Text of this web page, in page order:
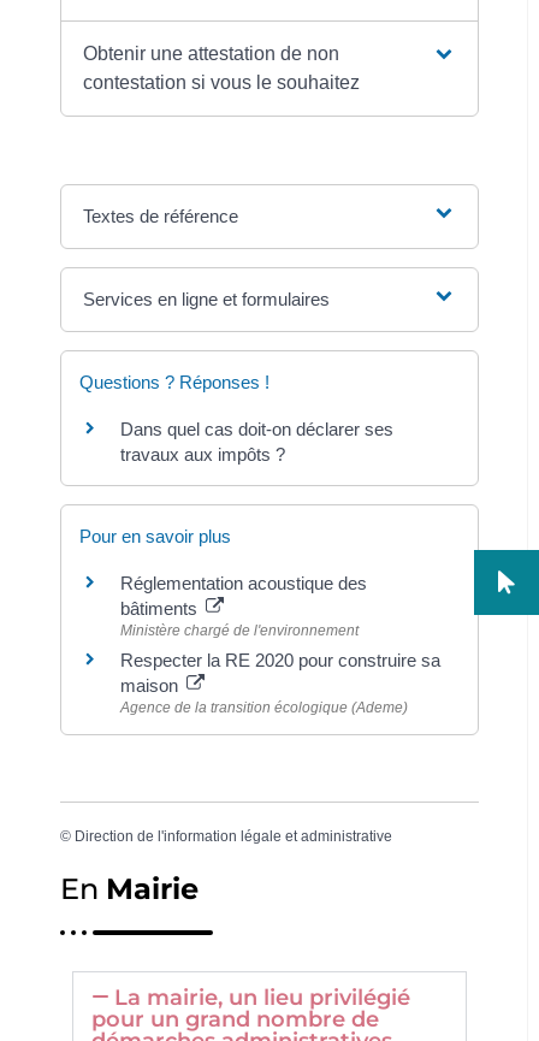
Obtenir une attestation de non
contestation si vous le souhaitez
Textes de référence
Services en ligne et formulaires
Questions ? Réponses !
Dans quel cas doit-on déclarer ses
travaux aux impôts ?
Pour en savoir plus
Réglementation acoustique des
bâtiments
Ministère chargé de l'environnement
Respecter la RE 2020 pour construire sa
maison
Agence de la transition écologique (Ademe)
© Direction de l'information légale et administrative
En Mairie
La mairie, un lieu privilégié
pour un grand nombre de